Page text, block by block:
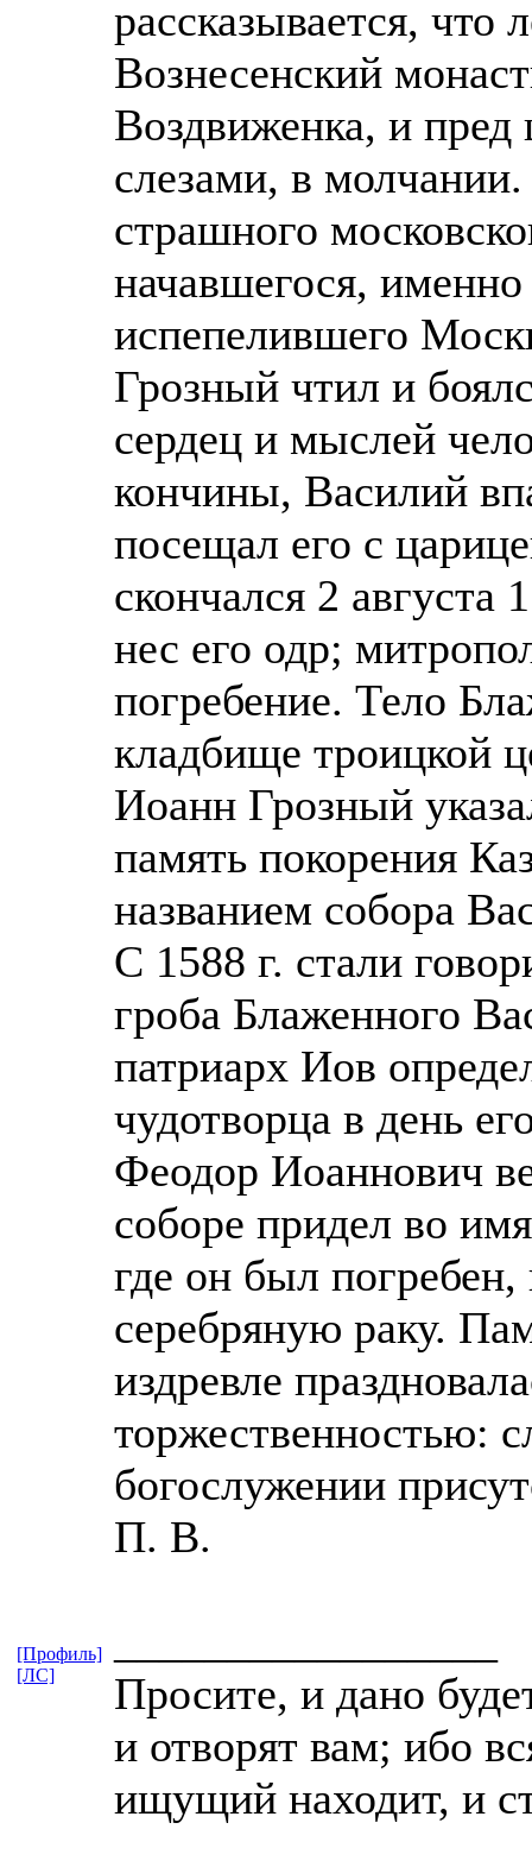
рассказывается,
Вознесенский
Воздвиженка, и пред
слезами, в
страшного
начавшегося,
испепелившего
Грозный чтил и
сердец и мыслей
кончины, Василий
посещал его с
скончался 2 августа
нес его одр;
погребение. Тело
кладбище троицкой
Иоанн Грозный
память покорения
названием собора
С 1588 г. стали
гроба Блаженного
патриарх Иов
чудотворца в день
Феодор Иоаннович
соборе придел во
где он был
серебряную раку.
издревле
торжественностью:
богослужении
П. В.
Просите, и дано
и отворят вам; ибо
ищущий находит, и
[Профиль]
[ЛС]